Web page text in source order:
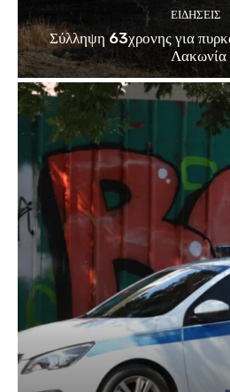
ΕΙΔΗΣΕΙΣ
Σύλληψη 63χρονης για
Λακωνία